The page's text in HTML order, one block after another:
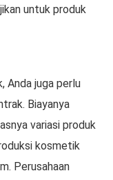
untuk produk
Anda juga perlu
Biayanya
variasi produk
kosmetik
Perusahaan